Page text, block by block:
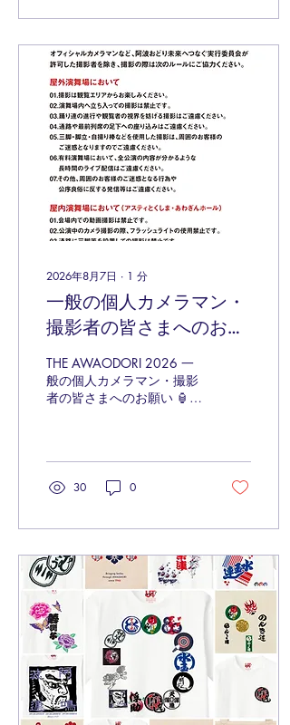
ぜひ徳島にお立ち寄りの際
はお楽しみください。
https://www.ufotable.co.jp/awaodori2026/
2026年8月7日 ∙ 1 分
一般の個人カメラマン・
撮影者の皆さまへのお願
い
THE AWAODORI 2026 一
般の個人カメラマン・撮影
者の皆さまへのお願い 🏮屋
際のルールを作らさせてい
ただきました。 皆さんでマ
ナーを守って!! この5日間
てきた連と踊り子さんの演
舞を 楽しんで鑑賞できるよ
うに、 カメラマン・撮影さ
れる方々ご理解とご協力の
程 よろしくお願いいたしま
す❗️ 阿波おどり未来へつな
ぐ実行委員会
30 0